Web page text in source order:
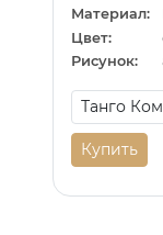
Материал:
Цвет:
Рисунок:
Купить